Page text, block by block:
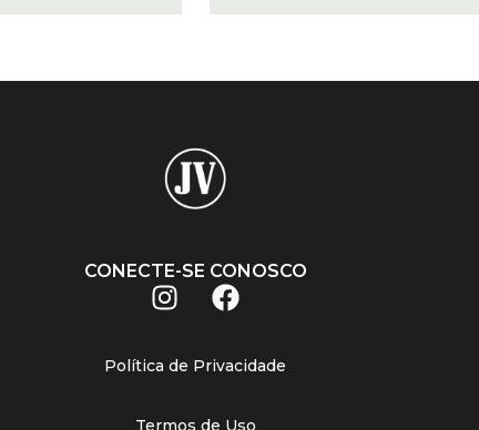
CONECTE-SE CONOSCO
Política de Privacidade
Termos de Uso